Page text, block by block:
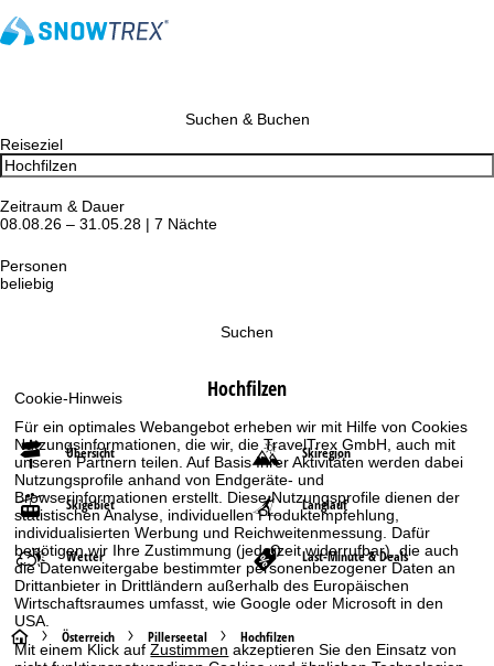
Cookie-Hinweis
Für ein optimales Webangebot erheben wir mit Hilfe von Cookies
Nutzungsinformationen, die wir, die TravelTrex GmbH, auch mit
unseren Partnern teilen. Auf Basis Ihrer Aktivitäten werden dabei
Nutzungsprofile anhand von Endgeräte- und
Browserinformationen erstellt. Diese Nutzungsprofile dienen der
statistischen Analyse, individuellen Produktempfehlung,
individualisierten Werbung und Reichweitenmessung. Dafür
benötigen wir Ihre Zustimmung (jederzeit widerrufbar), die auch
die Datenweitergabe bestimmter personenbezogener Daten an
Drittanbieter in Drittländern außerhalb des Europäischen
Wirtschaftsraumes umfasst, wie Google oder Microsoft in den
USA.
Mit einem Klick aufZustimmen akzeptieren Sie den Einsatz von
Suchen & Buchen
Reiseziel
Zeitraum & Dauer
08.08.26 – 31.05.28 | 7 Nächte
Personen
beliebig
Suchen
Hochfilzen
Übersicht Skiregion
Skigebiet Langlauf
Wetter Last-Minute & Deals
S Österreich Pillerseetal Hochfilzen